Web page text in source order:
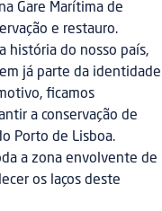
Gare Marítima de
e restauro.
história do nosso país,
já parte da identidade
ficamos
a conservação de
Porto de Lisboa.
a zona envolvente de
os laços deste